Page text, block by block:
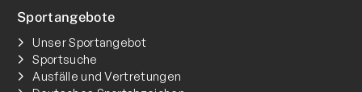
Sportangebote
Unser Sportangebot
Sportsuche
Ausfälle und Vertretungen